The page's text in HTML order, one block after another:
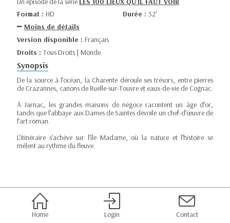
Format : HD Durée : 52’
Moins de détails
Version disponible : Français
Droits : Tous Droits | Monde
Synopsis
De la source à l’océan, la Charente déroule ses trésors, entre pierres
de Crazannes, canons de Ruelle-sur-Touvre et eaux-de-vie de Cognac.
À Jarnac, les grandes maisons de négoce racontent un âge d’or,
tandis que l’abbaye aux Dames de Saintes dévoile un chef-d’œuvre de
l’art roman.
L’itinéraire s’achève sur l’île Madame, où la nature et l’histoire se
mêlent au rythme du fleuve.
Home Login Contact